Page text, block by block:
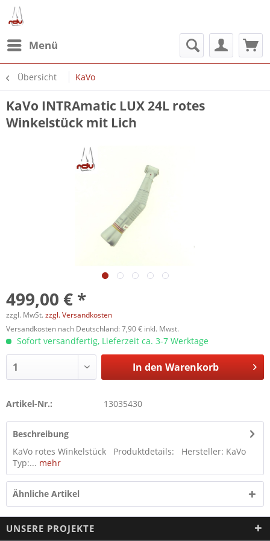
Menü
Übersicht KaVo
KaVo INTRAmatic LUX 24L rotes
Winkelstück mit Lich
499,00 € *
zzgl. MwSt. zzgl. Versandkosten
Versandkosten nach Deutschland: 7,90 € inkl. Mwst.
Sofort versandfertig, Lieferzeit ca. 3-7 Werktage
In den Warenkorb
Artikel-Nr.: 13035430
Beschreibung
KaVo rotes Winkelstück Produktdetails: Hersteller: KaVo
Typ:... mehr
Ähnliche Artikel
UNSERE PROJEKTE